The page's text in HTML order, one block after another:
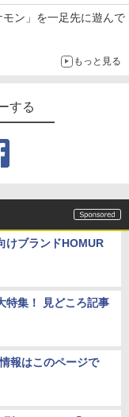
モン」を一足先に遊んで
もっと見る
する
けブランドHOMUR
特集！ 見どころ記事
報はこのページで